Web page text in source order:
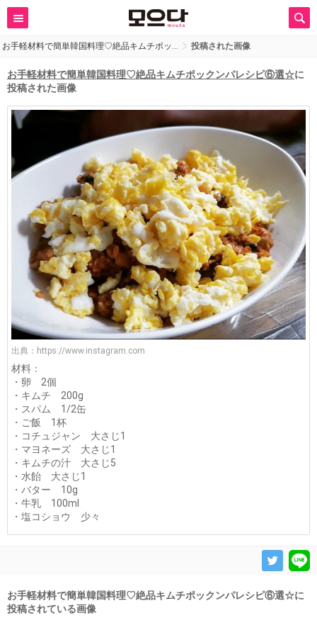
お手軽材料で簡単韓国料理♡絶品キムチポッ… 投稿された画像
お手軽材料で簡単韓国料理♡絶品キムチポックンパレシピ⑥選☆に
投稿された画像
出典： https://www.instagram.com
材料：
・卵 2個
・キムチ 200g
・スパム 1/2缶
・ご飯 1杯
・コチュジャン 大さじ1
・マヨネーズ 大さじ1
・キムチの汁 大さじ5
・水飴 大さじ1
・バター 10g
・牛乳 100ml
・塩コショウ 少々
お手軽材料で簡単韓国料理♡絶品キムチポックンパレシピ⑥選☆に
投稿されている画像